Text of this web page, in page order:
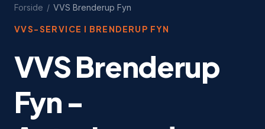
Forside / VVS Brenderup Fyn
VVS-SERVICE I BRENDERUP FYN
VVS Brenderup
Fyn -